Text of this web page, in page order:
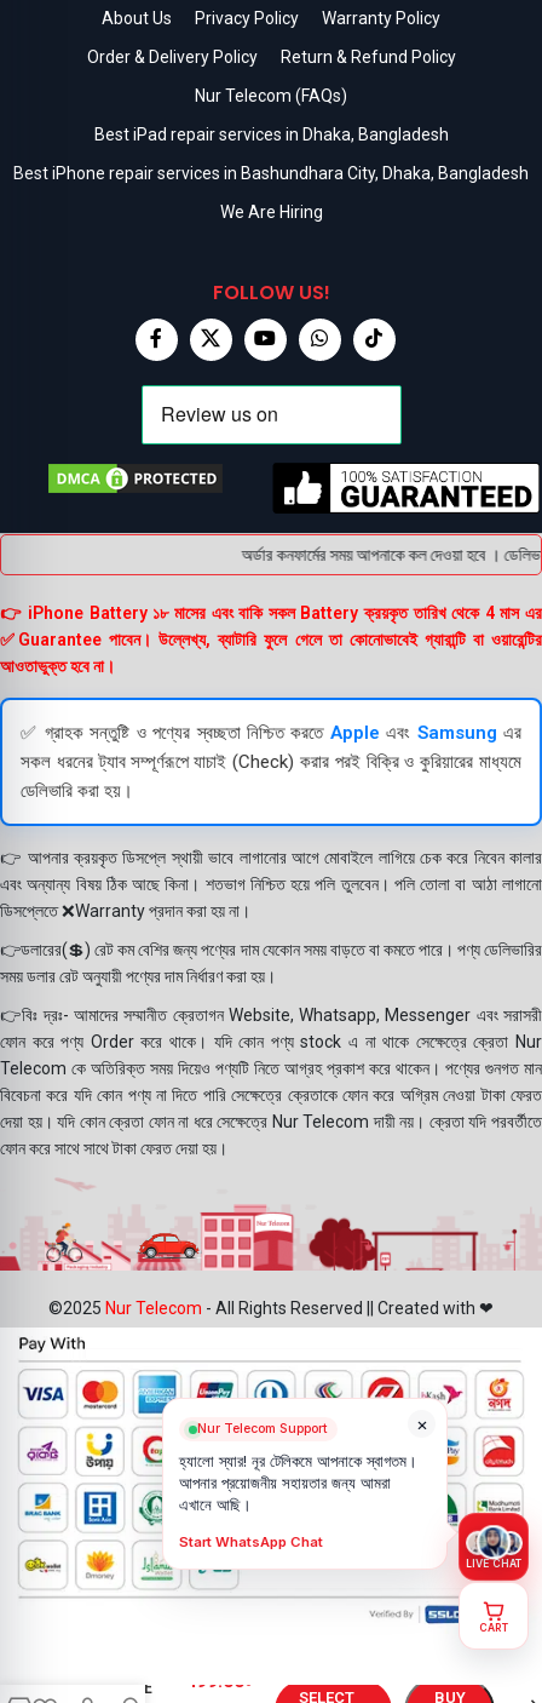
About Us Privacy Policy
Warranty Policy
Order & Delivery Policy
Return & Refund Policy
Nur Telecom (FAQs)
Best iPad repair services in Dhaka, Bangladesh
Best iPhone repair services in Bashundhara City, Dhaka, Bangladesh
We Are Hiring
FOLLOW US!
অর্ডার কনফার্মের সময় আপনাকে কল দেওয়া হবে ।
👉 iPhone Battery ১৮ মাসের এবং বাকি সকল Battery ক্রয়কৃত তারিখ থেকে 4 মাস এর
✅Guarantee পাবেন। উল্লেখ্য, ব্যাটারি ফুলে গেলে তা কোনোভাবেই গ্যারান্টি বা ওয়ারেন্টির
আওতাভুক্ত হবে না।
✅ গ্রাহক সন্তুষ্টি ও পণ্যের স্বচ্ছতা নিশ্চিত করতে Apple এবংSamsung এর
সকল ধরনের ট্যাব সম্পূর্ণরূপে যাচাই (Check) করার পরই বিক্রি ও কুরিয়ারের মাধ্যমে
ডেলিভারি করা হয়।
👉 আপনার ক্রয়কৃত ডিসপ্লে স্থায়ী ভাবে লাগানোর আগে মোবাইলে লাগিয়ে চেক করে নিবেন কালার
এবং অন্যান্য বিষয় ঠিক আছে কিনা। শতভাগ নিশ্চিত হয়ে পলি তুলবেন। পলি তোলা বা আঠা লাগানো
ডিসপ্লেতে ❌Warranty প্রদান করা হয় না।
👉ডলারের(💲) রেট কম বেশির জন্য পণ্যের দাম যেকোন সময় বাড়তে বা কমতে পারে। পণ্য ডেলিভারির
সময় ডলার রেট অনুযায়ী পণ্যের দাম নির্ধারণ করা হয়।
👉বিঃ দ্রঃ- আমাদের সম্মানীত ক্রেতাগন Website, Whatsapp, Messenger এবং সরাসরী
ফোন করে পণ্য Order করে থাকে। যদি কোন পণ্য stock এ না থাকে সেক্ষেত্রে ক্রেতা Nur
Telecom কে অতিরিক্ত সময় দিয়েও পণ্যটি নিতে আগ্রহ প্রকাশ করে থাকেন। পণ্যের গুনগত মান
বিবেচনা করে যদি কোন পণ্য না দিতে পারি সেক্ষেত্রে ক্রেতাকে ফোন করে অগ্রিম নেওয়া টাকা ফেরত
দেয়া হয়। যদি কোন ক্রেতা ফোন না ধরে সেক্ষেত্রে Nur Telecom দায়ী নয়। ক্রেতা যদি পরবর্তীতে
ফোন করে সাথে সাথে টাকা ফেরত দেয়া হয়।
©2025 Nur Telecom - All Rights Reserved || Created with ❤
Neo 6 SE
499.00৳
SELECT BUY
×
Nur Telecom Support
হ্যালো স্যার! নূর টেলিকমে আপনাকে স্বাগতম।
আপনার প্রয়োজনীয় সহায়তার জন্য আমরা
এখানে আছি।
Start WhatsApp Chat
LIVE CHAT
CART